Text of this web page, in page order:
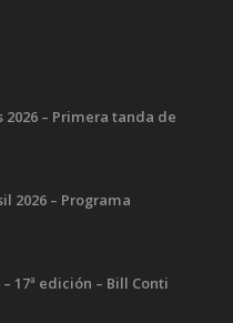
– Primera tanda de
2026 – Programa
– 17ª edición – Bill Conti